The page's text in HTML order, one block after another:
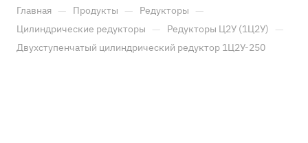
Главная — Продукты — Редукторы —
Цилиндрические редукторы — Редукторы Ц2У (1Ц2У) —
Двухступенчатый цилиндрический редуктор 1Ц2У-250